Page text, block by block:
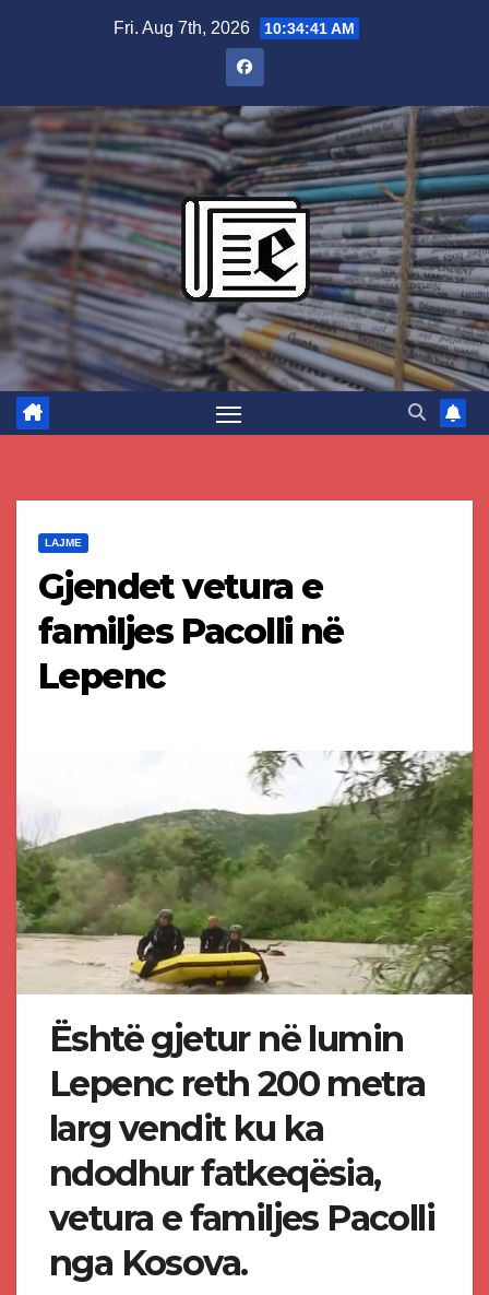
Fri. Aug 7th, 2026 10:34:42 AM
LAJME
Gjendet vetura e
familjes Pacolli në
Lepenc
Është gjetur në lumin
Lepenc reth 200 metra
larg vendit ku ka
ndodhur fatkeqësia,
vetura e familjes Pacolli
nga Kosova.